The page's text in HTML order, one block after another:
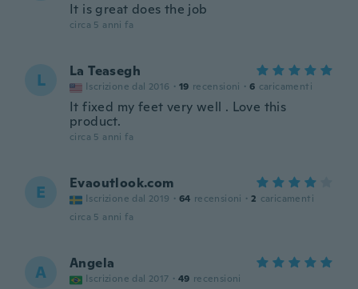
It is great does the job
circa 5 anni fa
L La Teasegh
Iscrizione dal 2016 · 19 recensioni · 6 caricamenti
It fixed my feet very well . Love this
product.
circa 5 anni fa
E Evaoutlook.com
Iscrizione dal 2019 · 64 recensioni · 2 caricamenti
circa 5 anni fa
A Angela
Iscrizione dal 2017 · 49 recensioni